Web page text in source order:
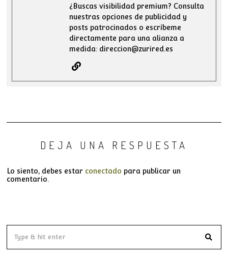
¿Buscas visibilidad premium? Consulta
nuestras opciones de publicidad y
posts patrocinados o escríbeme
directamente para una alianza a
medida: direccion@zurired.es
DEJA UNA RESPUESTA
Lo siento, debes estar conectado para publicar un
comentario.